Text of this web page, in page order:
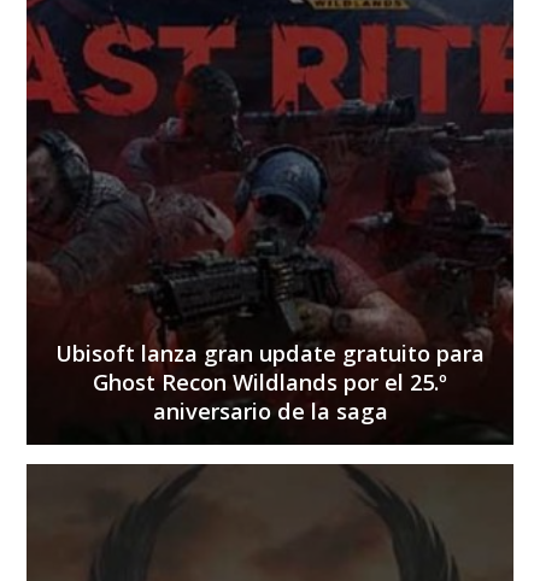
Ubisoft lanza gran update gratuito para
Ghost Recon Wildlands por el 25.º
aniversario de la saga